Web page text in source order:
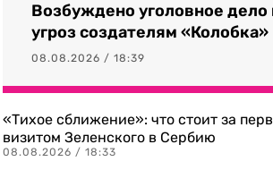
Возбуждено уголовное дело
угроз создателям «Колобка»
08.08.2026 / 18:39
«Тихое сближение»: что стоит за
визитом Зеленского в Сербию
08.08.2026 / 18:33